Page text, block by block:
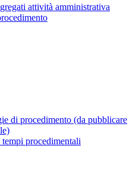
attività amministrativa
di procedimento (da pubblicare
procedimentali